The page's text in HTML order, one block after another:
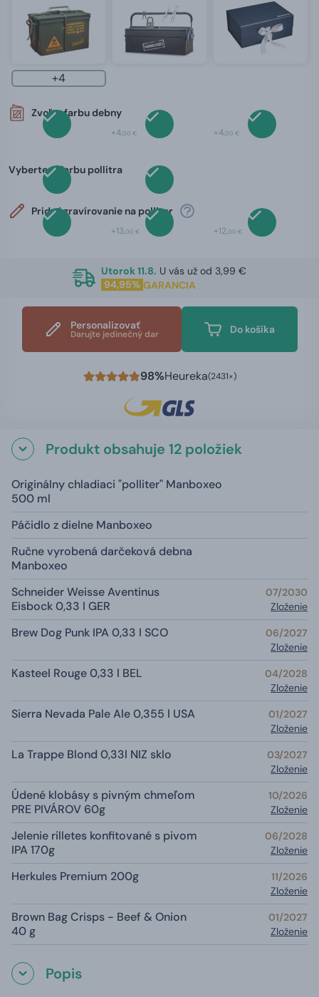
+4
Zvoľte farbu debny
+4,00 € +4,00 €
Vyberte si farbu pollitra
Pridať gravírovanie na polliter
+13,00 € +12,00 €
Utorok 11.8. U vás už od 3,99 €
94,95% GARANCIA
Personalizovať
Darujte jedinečný dar Do košíka
98%Heureka(2431×)
Produkt obsahuje 12 položiek
Originálny chladiaci "polliter" Manboxeo
500 ml
Páčidlo z dielne Manboxeo
Ručne vyrobená darčeková debna
Manboxeo
Schneider Weisse Aventinus
Eisbock 0,33 l GER
07/2030
Zloženie
Brew Dog Punk IPA 0,33 l SCO
06/2027
Zloženie
Kasteel Rouge 0,33 l BEL
04/2028
Zloženie
Sierra Nevada Pale Ale 0,355 l USA
01/2027
Zloženie
La Trappe Blond 0,33l NIZ sklo
03/2027
Zloženie
Údené klobásy s pivným chmeľom
PRE PIVÁROV 60g
10/2026
Zloženie
Jelenie rilletes konfitované s pivom
IPA 170g
06/2028
Zloženie
Herkules Premium 200g
11/2026
Zloženie
Brown Bag Crisps - Beef & Onion
40 g
01/2027
Zloženie
Popis